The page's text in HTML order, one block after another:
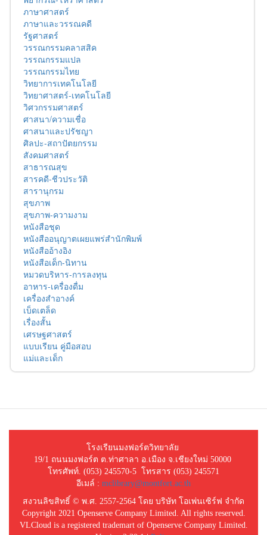
ภาษาศาสตร์
ภาษาและวรรณคดี
รัฐศาสตร์
วรรณกรรมคลาสสิค
วรรณกรรมแปล
วรรณกรรมไทย
วิทยาการเทคโนโลยี
วิทยาศาสตร์-เทคโนโลยี
วิศวกรรมศาสตร์
ศาสนา/ความเชื่อ
ศาสนาและปรัชญา
ศิลปะ-สถาปัตยกรรม
สังคมศาสตร์
สาธารณสุข
สารคดี-ชีวประวัติ
สารานุกรม
สุขภาพ
สุขภาพ-ความงาม
หนังสือชุด
หนังสืออนุญาตเผยแพร่สำนักพิมพ์
หนังสืออ้างอิง
หนังสือเด็ก-นิทาน
หมวดบริหาร-การลงทุน
อาหาร-เครื่องดื่ม
เครื่องสำอางค์
เบ็ดเตล็ด
เรื่องสั้น
เศรษฐศาสตร์
แบบเรียน คู่มือสอบ
แม่และเด็ก
โรงเรียนมงฟอร์ตวิทยาลัย
19/1 ถนนมงฟอร์ต ต.ท่าศาลา อ.เมือง จ.เชียงใหม่ 50000
โทรศัพท์. (053) 245570-5 โทรสาร (053) 245571
อีเมล์ : mclibrary@montfort.ac.th
สงวนลิขสิทธิ์ © พ.ศ. 2557-2564 โดย บริษัท โอเพ่นเซิร์ฟ จำกัด
Copyright 2021 Openserve Company Limited. All rights reserved.
VLCloud is a registered trademart of Openserve Company Limited.